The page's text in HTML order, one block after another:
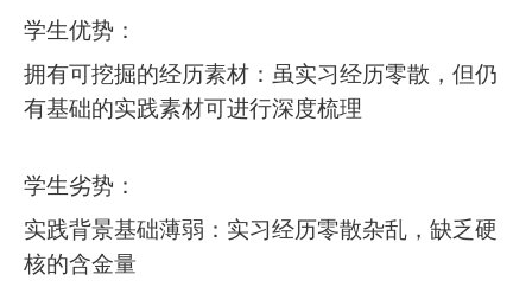
学生优势：
拥有可挖掘的经历素材：虽实习经历零散，但仍
有基础的实践素材可进行深度梳理
学生劣势：
实践背景基础薄弱：实习经历零散杂乱，缺乏硬
核的含金量